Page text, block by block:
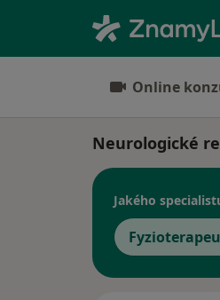
Online
Neurologické
Jakého